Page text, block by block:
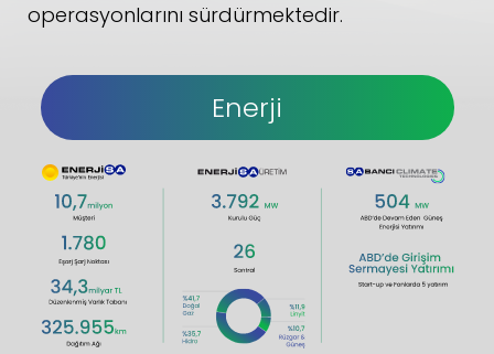
operasyonlarını sürdürmektedir.
Enerji